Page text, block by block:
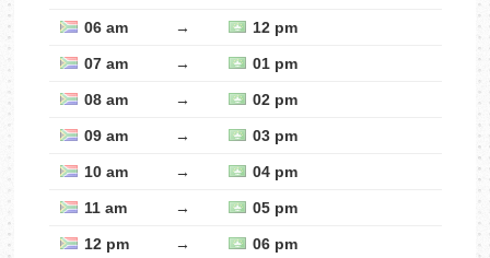
06 am → 12 pm
07 am → 01 pm
08 am → 02 pm
09 am → 03 pm
10 am → 04 pm
11 am → 05 pm
12 pm → 06 pm